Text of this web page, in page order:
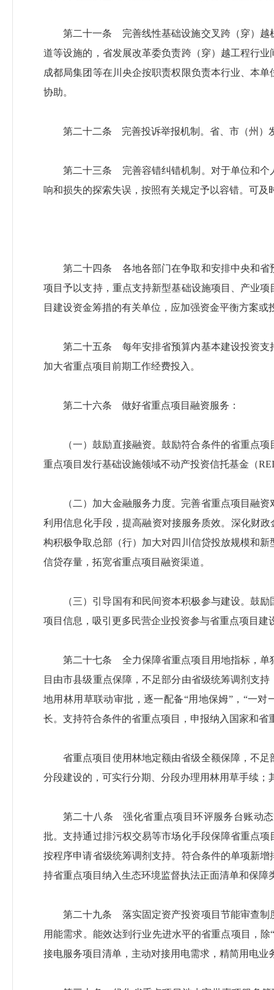
第二十一条 完善线性基础设施交叉跨（穿）越
道等设施的，省发展改革委负责跨（穿）越工程行
成都局集团等在川央企按职责权限负责本行业、本
协助。
第二十二条 完善投诉举报机制。省、市（州）
第二十三条 完善容错纠错机制。对于单位和个
响和损失的探索失误，按照有关规定予以容错。可
第二十四条 各地各部门在争取和安排中央和省
项目予以支持，重点支持新型基础设施项目、产业
目建设资金筹措的有关单位，应加强资金平衡方案
第二十五条 每年安排省预算内基本建设投资支
加大省重点项目前期工作经费投入。
第二十六条 做好省重点项目融资服务：
（一）鼓励直接融资。鼓励符合条件的省重点
重点项目发行基础设施领域不动产投资信托基金（
（二）加大金融服务力度。完善省重点项目融
利用信息化手段，提高融资对接服务质效。深化财
构积极争取总部（行）加大对四川信贷投放规模和
信贷存量，拓宽省重点项目融资渠道。
（三）引导国有和民间资本积极参与建设。鼓
项目信息，吸引更多民营企业投资参与省重点项目
第二十七条 全力保障省重点项目用地指标，单
目由市县级重点保障，不足部分由省级统筹调剂支
地用林用草联动审批，逐一配备“用地保姆”，“一
长。支持符合条件的省重点项目，申报纳入国家和省
省重点项目使用林地定额由省级全额保障，不
分段建设的，可实行分期、分段办理用林用草手续
第二十八条 强化省重点项目环评服务台账动
批。支持通过排污权交易等市场化手段保障省重点
按程序申请省级统筹调剂支持。符合条件的单项新
持省重点项目纳入生态环境监督执法正面清单和保
第二十九条 落实固定资产投资项目节能审查制
用能需求。能效达到行业先进水平的省重点项目，
接电服务项目清单，主动对接用电需求，精简用电业